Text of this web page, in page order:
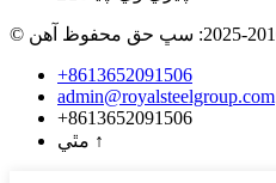
+8613652091506
admin@royalsteelgroup.com
+8613652091506
مٿي ↑